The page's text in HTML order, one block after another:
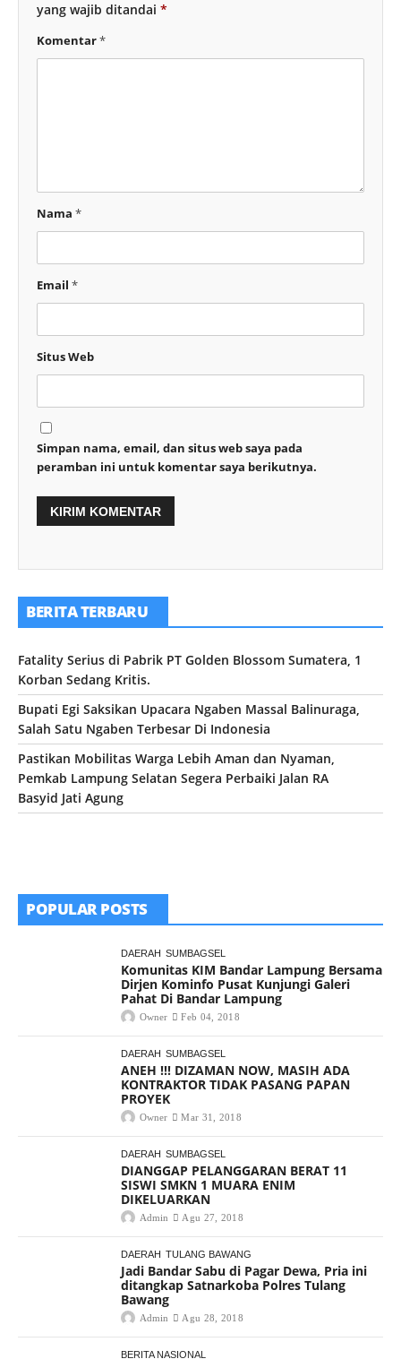
yang wajib ditandai *
Komentar*
Nama *
Email *
Situs Web
Simpan nama, email, dan situs web saya pada
peramban ini untuk komentar saya berikutnya.
BERITA TERBARU
Fatality Serius di Pabrik PT Golden Blossom Sumatera, 1
Korban Sedang Kritis.
Bupati Egi Saksikan Upacara Ngaben Massal Balinuraga,
Salah Satu Ngaben Terbesar Di Indonesia
Pastikan Mobilitas Warga Lebih Aman dan Nyaman,
Pemkab Lampung Selatan Segera Perbaiki Jalan RA
Basyid Jati Agung
POPULAR POSTS
DAERAH SUMBAGSEL
Komunitas KIM Bandar Lampung Bersama
Dirjen Kominfo Pusat Kunjungi Galeri
Pahat Di Bandar Lampung
Owner Feb 04, 2018
DAERAH SUMBAGSEL
ANEH !!! DIZAMAN NOW, MASIH ADA
KONTRAKTOR TIDAK PASANG PAPAN
PROYEK
Owner Mar 31, 2018
DAERAH SUMBAGSEL
DIANGGAP PELANGGARAN BERAT 11
SISWI SMKN 1 MUARA ENIM
DIKELUARKAN
Admin Agu 27, 2018
DAERAH TULANG BAWANG
Jadi Bandar Sabu di Pagar Dewa, Pria ini
ditangkap Satnarkoba Polres Tulang
Bawang
Admin Agu 28, 2018
BERITA NASIONAL